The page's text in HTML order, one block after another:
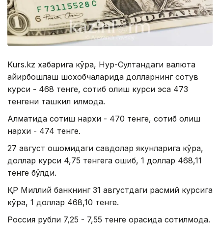
Kurs.kz хабарига кўра, Нур-Султандаги валюта
айирбошлаш шохобчаларида долларнинг сотув
курси - 468 тенге, сотиб олиш курси эса 473
тенгени ташкил қилмоқда.
Алматида сотиш нархи - 470 тенге, сотиб олиш
нархи - 474 тенге.
27 август оқшомидаги савдолар якунларига кўра,
доллар курси 4,75 тенгега ошиб, 1 доллар 468,11
тенге бўлди.
ҚР Миллий банкнинг 31 августдаги расмий курсига
кўра, 1 доллар 468,10 тенге.
Россия рубли 7,25 - 7,55 тенге орасида сотилмоқда.